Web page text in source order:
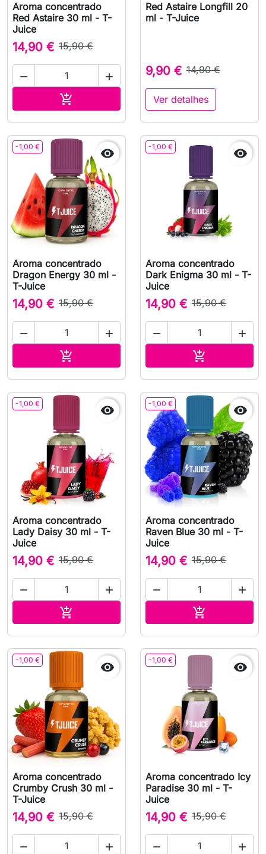
Aroma concentrado
Red Astaire 30 ml - T-
Juice
14,90 € 15,90 €
 
 Adicionar ao carrinho
Red Astaire Longfill 20
ml - T-Juice
9,90 € 14,90 €
Ver detalhes
-1,00 € 
Aroma concentrado
Dragon Energy 30 ml -
T-Juice
14,90 € 15,90 €
 

-1,00 € 
Aroma concentrado
Dark Enigma 30 ml - T-
Juice
14,90 € 15,90 €
 

-1,00 € 
Aroma concentrado
Lady Daisy 30 ml - T-
Juice
14,90 € 15,90 €
 

-1,00 € 
Aroma concentrado
Raven Blue 30 ml - T-
Juice
14,90 € 15,90 €
 

-1,00 € 
Aroma concentrado
Crumby Crush 30 ml -
T-Juice
14,90 € 15,90 €
 
-1,00 € 
Aroma concentrado Icy
Paradise 30 ml - T-
Juice
14,90 € 15,90 €
 